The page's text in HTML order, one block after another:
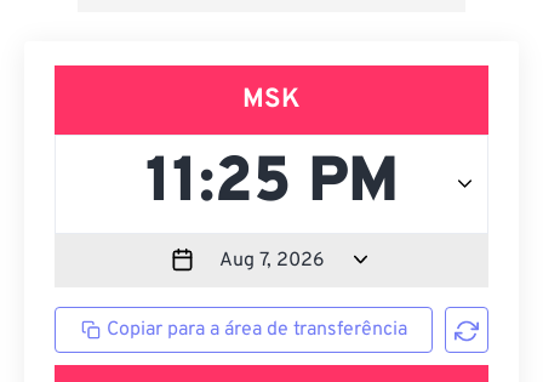
MSK
Copiar para a área de transferência